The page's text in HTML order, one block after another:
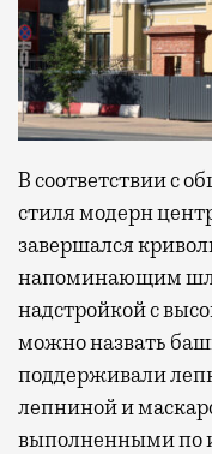
В соответствии с
стиля модерн
завершался
напоминающим
надстройкой с
можно назвать
поддерживали
лепниной и
выполненными по